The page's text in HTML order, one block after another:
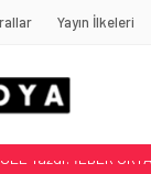
Yayın İlkeleri